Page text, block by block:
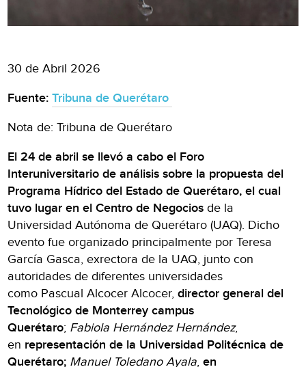
30 de Abril 2026
Fuente:Tribuna de Querétaro
Nota de: Tribuna de Querétaro
El 24 de abril se llevó a cabo el Foro
Interuniversitario de análisis sobre la propuesta del
Programa Hídrico del Estado de Querétaro, el cual
tuvo lugar en el Centro de Negocios de la
Universidad Autónoma de Querétaro (UAQ). Dicho
evento fue organizado principalmente por Teresa
García Gasca, exrectora de la UAQ, junto con
autoridades de diferentes universidades
como Pascual Alcocer Alcocer,director general del
Tecnológico de Monterrey campus
Querétaro; Fabiola Hernández Hernández,
en representación de la Universidad Politécnica de
Querétaro; Manuel Toledano Ayala,en